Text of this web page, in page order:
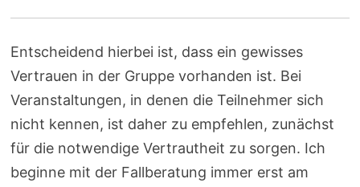
Entscheidend hierbei ist, dass ein gewisses
Vertrauen in der Gruppe vorhanden ist. Bei
Veranstaltungen, in denen die Teilnehmer sich
nicht kennen, ist daher zu empfehlen, zunächst
für die notwendige Vertrautheit zu sorgen. Ich
beginne mit der Fallberatung immer erst am